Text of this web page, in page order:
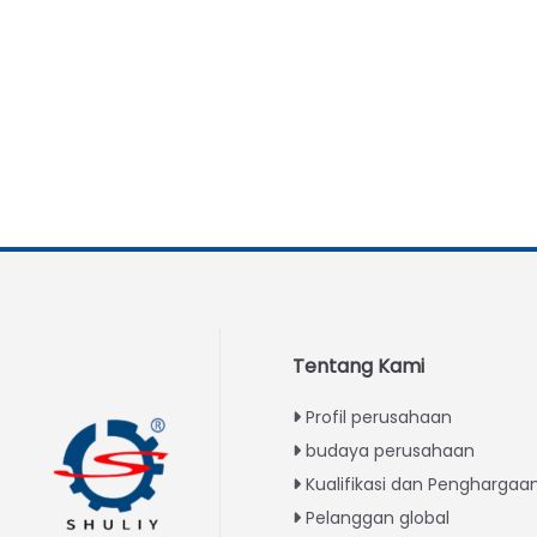
Tentang Kami
Profil perusahaan
budaya perusahaan
Kualifikasi dan
Pelanggan global